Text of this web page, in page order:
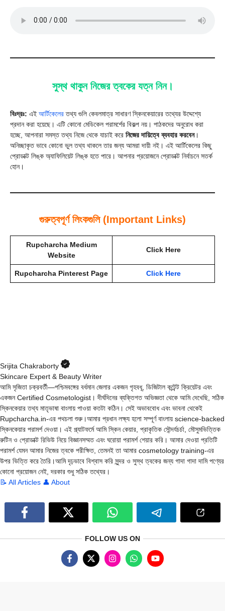
সুস্থ থাকুন নিজের ত্বকের যত্ন নিন।
বিঃদ্রঃ: এই আর্টিকেলেরতথ্য গুলি কেবলমাত্র সাধারণ স্কিনকেয়ারের তথ্যের উদ্দেশ্যে
প্রদান করা হয়েছে। এটি কোনো মেডিকেল পরামর্শের বিকল্প নয়। পাঠকদের অনুরোধ করা
হচ্ছে, আপনারা সমস্ত তথ্য নিজে থেকে যাচাই করে নিজের দায়িত্বে ব্যবহার করবেন।
অনিচ্ছাকৃত ভাবে কোনো ভুল তথ্য থাকলে তার জন্য আমরা দায়ী নই। এই আর্টিকেলের কিছু
প্রোডাক্ট লিঙ্ক অ্যাফিলিয়েট লিঙ্ক হতে পারে। আপনার প্রয়োজনে প্রোডাক্ট নির্বাচনে সতর্ক
হোন।
গুরুত্বপূর্ণ লিংকগুলি (Important Links)
Rupcharcha Medium
Website
Click Here
Rupcharcha Pinterest Page Click Here
Srijita Chakraborty
Skincare Expert & Beauty Writer
আমি সৃজিতা চক্রবর্তী—পশ্চিমবঙ্গের বর্ধমান জেলার একজন গৃহবধূ, ডিজিটাল কন্টেন্ট ক্রিয়েটর এবং
একজন Certified Cosmetologist। দীর্ঘদিনের ব্যক্তিগত অভিজ্ঞতা থেকে আমি দেখেছি, সঠিক
স্কিনকেয়ার তথ্য মাতৃভাষা বাংলায় পাওয়া কতটা কঠিন। সেই অভাববোধ এবং ভাবনা থেকেই
Rupcharcha.in-এর পথচলা শুরু।আমার প্রধান লক্ষ্য হলো সম্পূর্ণ বাংলায় science-backed
স্কিনকেয়ার পরামর্শ দেওয়া। এই প্ল্যাটফর্মে আমি স্কিন কেয়ার, প্রাকৃতিক সৌন্দর্যচর্চা, মৌসুমভিত্তিক
রুটিন ও প্রোডাক্ট রিভিউ নিয়ে বিজ্ঞানসম্মত এবং ঘরোয়া পরামর্শ শেয়ার করি। আমার দেওয়া প্রতিটি
পরামর্শ যেমন আমার নিজের ত্বকে পরীক্ষিত, তেমনই তা আমার cosmetology training-এর
উপর ভিত্তি করে তৈরি।আমি দৃঢ়ভাবে বিশ্বাস করি সুন্দর ও সুস্থ ত্বকের জন্য গাদা গাদা দামি পণ্যের
কোনো প্রয়োজন নেই, দরকার শুধু সঠিক তথ্যের।
📝 All Articles 👤 About
FOLLOW US ON